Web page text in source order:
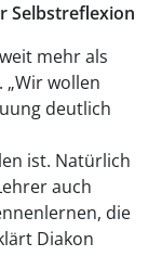
Selbstreflexion
mehr als
wollen
deutlich
ist. Natürlich
auch
die
Diakon